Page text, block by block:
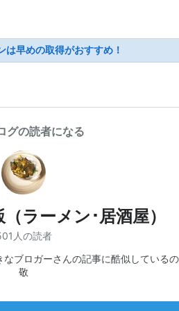
は早めの取得がおすすめ！
グの読者になる
ラーメン･居酒屋）
人の読者
ブロガーさんの記事に酷似している
敬